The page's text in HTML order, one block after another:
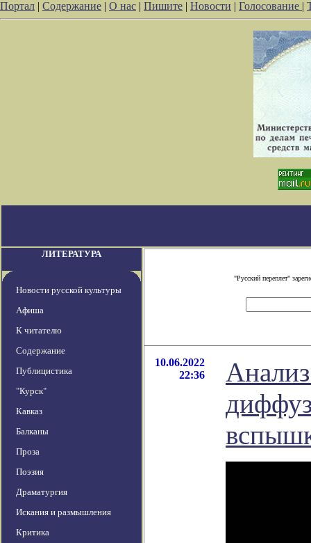
Портал | Содержание | О нас | Пишите | Новости | Голосование |
ЛИТЕРАТУРА
Новости русской культуры
Афиша
К читателю
Содержание
Публицистика
"Курск"
Кавказ
Балканы
Проза
Поэзия
Драматургия
Искания и размышления
Критика
"Русский переплет"
10.06.2022
22:36